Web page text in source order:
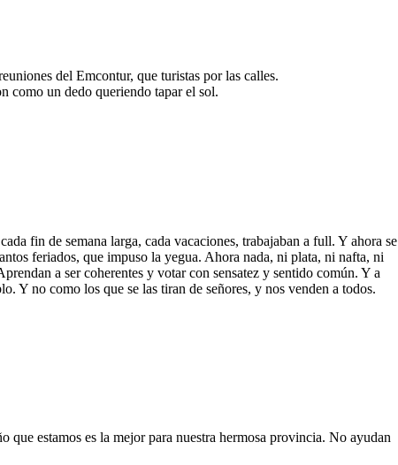
del Emcontur, que turistas por las calles.
como un dedo queriendo tapar el sol.
fin de semana larga, cada vacaciones, trabajaban a full. Y ahora se
feriados, que impuso la yegua. Ahora nada, ni plata, ni nafta, ni
a ser coherentes y votar con sensatez y sentido común. Y a
Y no como los que se las tiran de señores, y nos venden a todos.
que estamos es la mejor para nuestra hermosa provincia. No ayudan